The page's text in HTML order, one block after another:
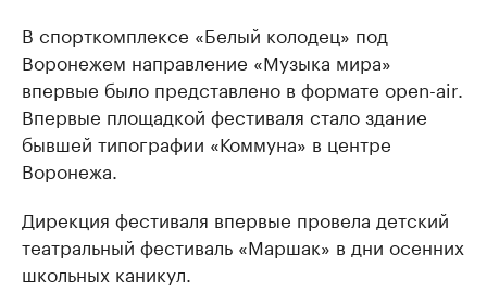
В спорткомплексе «Белый колодец» под
Воронежем направление «Музыка мира»
впервые было представлено в формате open-air.
Впервые площадкой фестиваля стало здание
бывшей типографии «Коммуна» в центре
Воронежа.
Дирекция фестиваля впервые провела детский
театральный фестиваль «Маршак» в дни осенних
школьных каникул.